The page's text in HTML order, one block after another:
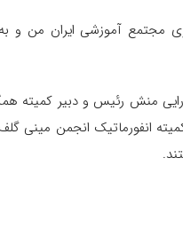
با سرمایه گذاری مجتمع آموزشی
منش رئیس و دبیر کمیته
انفورماتیک انجمن مینی